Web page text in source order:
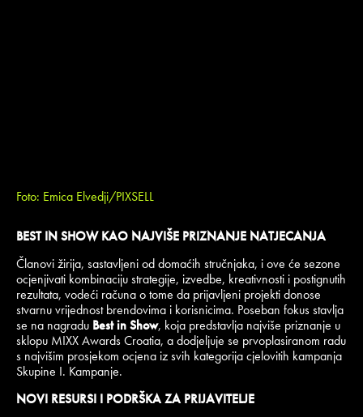
Foto: Emica Elvedji/PIXSELL
BEST IN SHOW KAO NAJVIŠE PRIZNANJE NATJECANJA
Članovi žirija, sastavljeni od domaćih stručnjaka, i ove će sezone
ocjenjivati kombinaciju strategije, izvedbe, kreativnosti i postignutih
rezultata, vodeći računa o tome da prijavljeni projekti donose
stvarnu vrijednost brendovima i korisnicima. Poseban fokus stavlja
se na nagradu Best in Show, koja predstavlja najviše priznanje u
sklopu MIXX Awards Croatia, a dodjeljuje se prvoplasiranom radu
s najvišim prosjekom ocjena iz svih kategorija cjelovitih kampanja
Skupine I. Kampanje.
NOVI RESURSI I PODRŠKA ZA PRIJAVITELJE